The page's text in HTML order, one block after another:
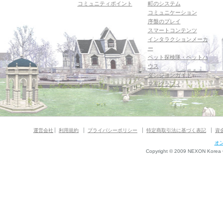
コミュニティポイント
町のシステム
コミュニケーション
序盤のプレイ
スマートコンテンツ
インタラクションメーカ
ー
ペット探検隊・ペットハ
ウス
ダンジョンガイド
マギグラフィ
運営会社 利用規約 プライバシーポリシー 特定商取引法に基づく表記 資
オ
Copyright © 2009 NEXON Korea